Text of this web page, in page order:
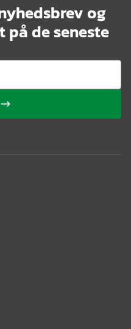
og
de seneste